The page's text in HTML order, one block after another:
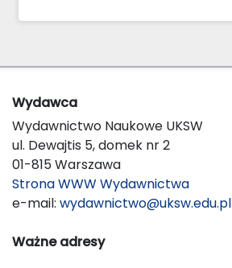
Wydawca
Wydawnictwo Naukowe UKSW
ul. Dewajtis 5, domek nr 2
01-815 Warszawa
Strona WWW Wydawnictwa
e-mail: wydawnictwo@uksw.edu.pl
Ważne adresy